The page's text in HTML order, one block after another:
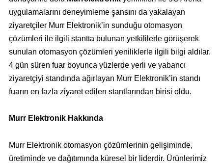
uygulamalarını deneyimleme şansını da yakalayan
ziyaretçiler Murr Elektronik’in sunduğu otomasyon
çözümleri ile ilgili stantta bulunan yetkililerle görüşerek
sunulan otomasyon çözümleri yeniliklerle ilgili bilgi aldılar.
4 gün süren fuar boyunca yüzlerde yerli ve yabancı
ziyaretçiyi standında ağırlayan Murr Elektronik’in standı
fuarın en fazla ziyaret edilen stantlarından birisi oldu.
Murr Elektronik Hakkında
Murr Elektronik otomasyon çözümlerinin gelişiminde,
üretiminde ve dağıtımında küresel bir liderdir. Ürünlerimiz